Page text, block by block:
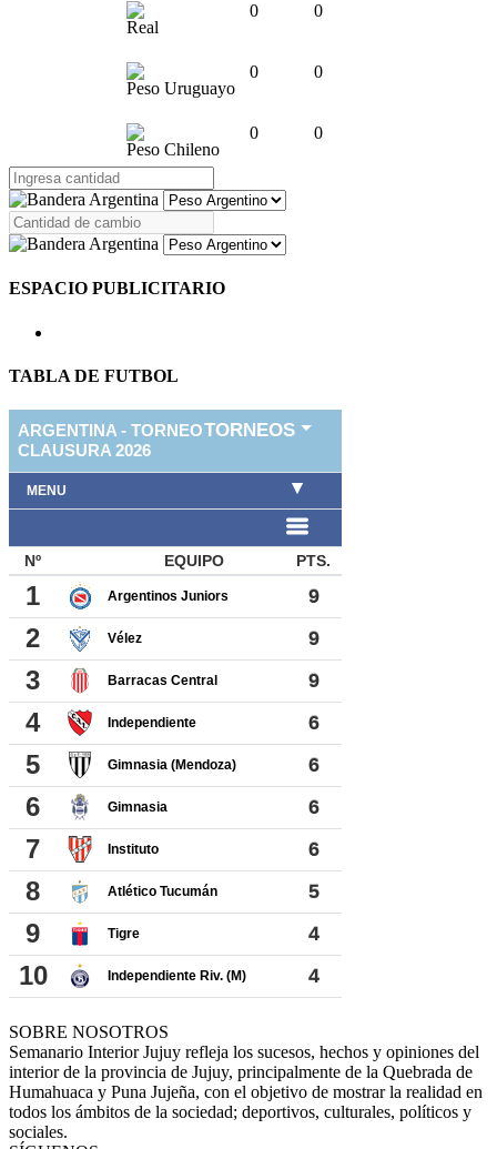
Real
0 0
Peso Uruguayo
0 0
Peso Chileno
0 0
ESPACIO PUBLICITARIO
TABLA DE FUTBOL
SOBRE NOSOTROS
Semanario Interior Jujuy refleja los sucesos, hechos y opiniones del
interior de la provincia de Jujuy, principalmente de la Quebrada de
Humahuaca y Puna Jujeña, con el objetivo de mostrar la realidad en
todos los ámbitos de la sociedad; deportivos, culturales, políticos y
sociales.